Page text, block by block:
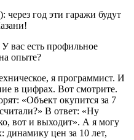
через год эти гаражи будут
вас есть профильное
опыте?
я программист. И
в цифрах. Вот смотрите.
«Объект окупится за 7
В ответ: «Ну
вот и выходит». А я могу
динамику цен за 10 лет,